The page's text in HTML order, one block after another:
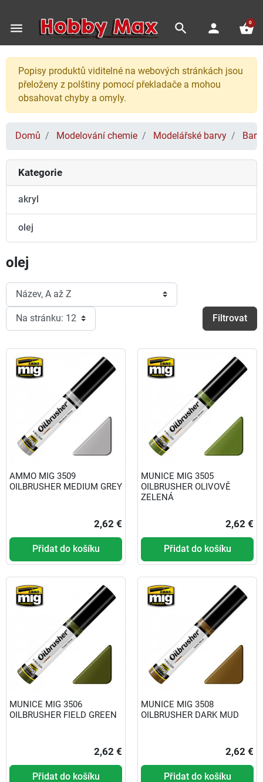
menu search person shopping_basket
0
Popisy produktů viditelné na webových stránkách jsou
přeloženy z polštiny pomocí překladače a mohou
obsahovat chyby a omyly.
Domů Modelování chemie Modelářské barvy
Kategorie
akryl
olej
olej
Filtrovat
AMMO MIG 3509
OILBRUSHER MEDIUM GREY
2,62 €
Přidat do košíku
MUNICE MIG 3505
OILBRUSHER OLIVOVĚ
ZELENÁ
2,62 €
Přidat do košíku
MUNICE MIG 3506
OILBRUSHER FIELD GREEN
2,62 €
Přidat do košíku
MUNICE MIG 3508
OILBRUSHER DARK MUD
2,62 €
Přidat do košíku